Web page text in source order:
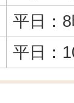
平日：
平日：